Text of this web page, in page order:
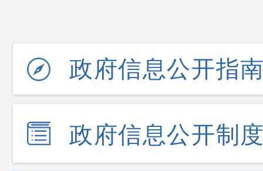
政府信息公开指
政府信息公开制